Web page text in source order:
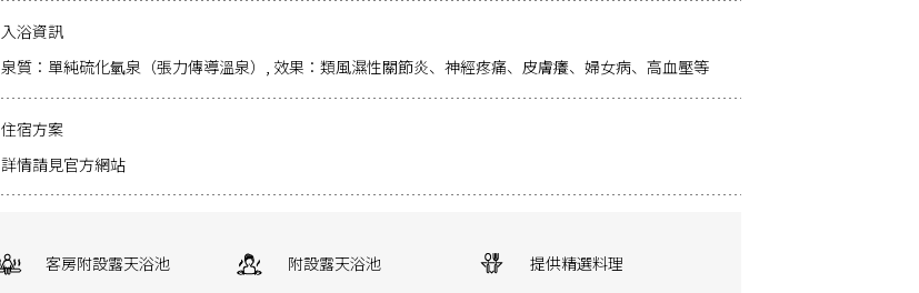
入浴資訊
泉質：單純硫化氫泉（張力傳導溫泉）, 效果：類風濕性關節炎、神經疼痛、皮膚癢、婦女病、高血壓等
住宿方案
詳情請見官方網站
客房附設露天浴池 附設露天浴池 提供精選料理